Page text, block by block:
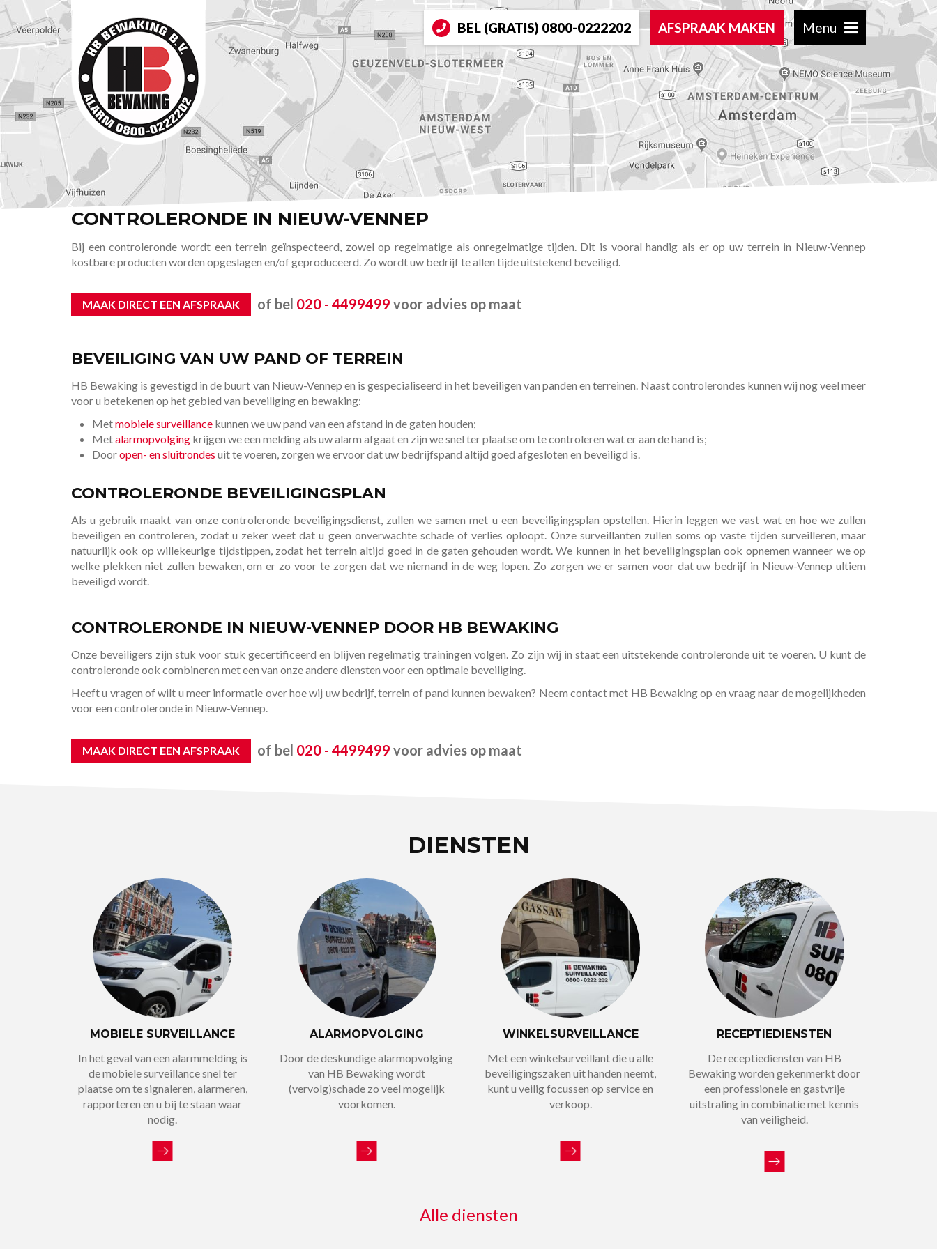
Menu
AFSPRAAK MAKEN
BEL (GRATIS) 0800-0222202
CONTROLERONDE IN NIEUW-VENNEP
Bij een controleronde wordt een terrein geïnspecteerd, zowel op regelmatige als onregelmatige tijden. Dit is vooral handig als er op uw terrein in Nieuw-Vennep
kostbare producten worden opgeslagen en/of geproduceerd. Zo wordt uw bedrijf te allen tijde uitstekend beveiligd.
MAAK DIRECT EEN AFSPRAAK of bel 020 - 4499499 voor advies op maat
BEVEILIGING VAN UW PAND OF TERREIN
HB Bewaking is gevestigd in de buurt van Nieuw-Vennep en is gespecialiseerd in het beveiligen van panden en terreinen. Naast controlerondes kunnen wij nog veel meer
voor u betekenen op het gebied van beveiliging en bewaking:
Metmobiele surveillance kunnen we uw pand van een afstand in de gaten houden;
Metalarmopvolging krijgen we een melding als uw alarm afgaat en zijn we snel ter plaatse om te controleren wat er aan de hand is;
Dooropen- en sluitrondes uit te voeren, zorgen we ervoor dat uw bedrijfspand altijd goed afgesloten en beveiligd is.
CONTROLERONDE BEVEILIGINGSPLAN
Als u gebruik maakt van onze controleronde beveiligingsdienst, zullen we samen met u een beveiligingsplan opstellen. Hierin leggen we vast wat en hoe we zullen
beveiligen en controleren, zodat u zeker weet dat u geen onverwachte schade of verlies oploopt. Onze surveillanten zullen soms op vaste tijden surveilleren, maar
natuurlijk ook op willekeurige tijdstippen, zodat het terrein altijd goed in de gaten gehouden wordt. We kunnen in het beveiligingsplan ook opnemen wanneer we op
welke plekken niet zullen bewaken, om er zo voor te zorgen dat we niemand in de weg lopen. Zo zorgen we er samen voor dat uw bedrijf in Nieuw-Vennep ultiem
beveiligd wordt.
CONTROLERONDE IN NIEUW-VENNEP DOOR HB BEWAKING
Onze beveiligers zijn stuk voor stuk gecertificeerd en blijven regelmatig trainingen volgen. Zo zijn wij in staat een uitstekende controleronde uit te voeren. U kunt de
controleronde ook combineren met een van onze andere diensten voor een optimale beveiliging.
Heeft u vragen of wilt u meer informatie over hoe wij uw bedrijf, terrein of pand kunnen bewaken? Neem contact met HB Bewaking op en vraag naar de mogelijkheden
voor een controleronde in Nieuw-Vennep.
MAAK DIRECT EEN AFSPRAAK of bel 020 - 4499499 voor advies op maat
DIENSTEN
MOBIELE SURVEILLANCE
In het geval van een alarmmelding is
de mobiele surveillance snel ter
plaatse om te signaleren, alarmeren,
rapporteren en u bij te staan waar
nodig.
ALARMOPVOLGING
Door de deskundige alarmopvolging
van HB Bewaking wordt
(vervolg)schade zo veel mogelijk
voorkomen.
WINKELSURVEILLANCE
Met een winkelsurveillant die u alle
beveiligingszaken uit handen neemt,
kunt u veilig focussen op service en
verkoop.
RECEPTIEDIENSTEN
De receptiediensten van HB
Bewaking worden gekenmerkt door
een professionele en gastvrije
uitstraling in combinatie met kennis
van veiligheid.
Alle diensten